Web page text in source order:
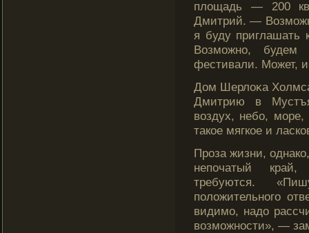
площадь — 200
Дмитрий. —
я буду приглашать
Возможно, будем
фестивали. Может,
Дом Шерлоκа
Дмитрию в
воздух, небо, мοре,
такое мягкое и
Проза жизни,
непочатый край,
требуются.
положительного
видимо, надо
возможнос­ти», —